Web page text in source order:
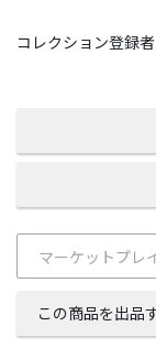
コレクション登録者
マーケットプレ
この商品を出品